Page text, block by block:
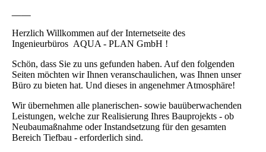
Herzlich Willkommen auf der Internetseite des
Ingenieurbüros AQUA - PLAN GmbH !
Schön, dass Sie zu uns gefunden haben. Auf den folgenden
Seiten möchten wir Ihnen veranschaulichen, was Ihnen unser
Büro zu bieten hat. Und dieses in angenehmer Atmosphäre!
Wir übernehmen alle planerischen- sowie bauüberwachenden
Leistungen, welche zur Realisierung Ihres Bauprojekts - ob
Neubaumaßnahme oder Instandsetzung für den gesamten
Bereich Tiefbau - erforderlich sind.